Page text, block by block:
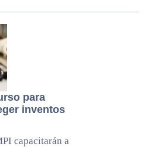
para
inventos
capacitarán a